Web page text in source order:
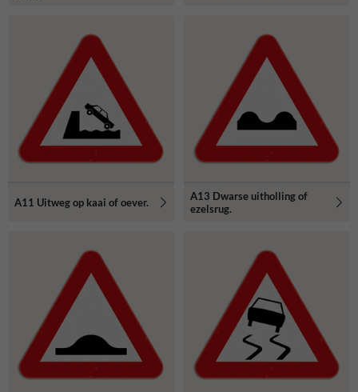
A11 Uitweg op kaai of oever.
A13 Dwarse uitholling of
ezelsrug.